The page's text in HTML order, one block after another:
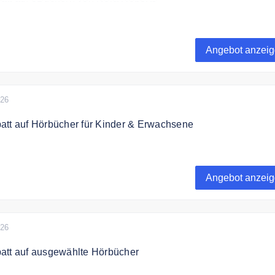
Preis dieses Artikels wird nach Ablauf des auf der
Angebot
auf Hörbücher für Kinder & Erwachsene
Angebot
auf ausgewählte Hörbücher